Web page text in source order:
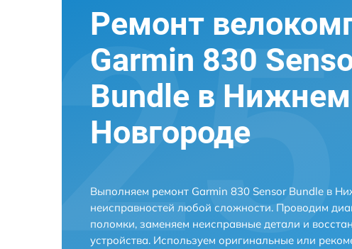
Ремонт
Garmin 830
Bundle в Нижнем
Новгороде
Выполняем ремонт Garmin 830 Sensor Bundle в
неисправностей любой сложности. Проводим
поломки, заменяем неисправные детали и
устройства. Используем оригинальные или